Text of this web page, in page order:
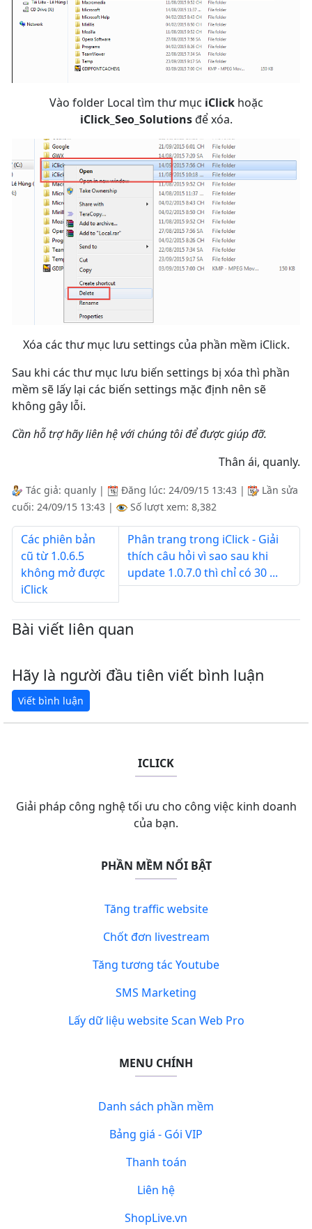
Vào folder Local tìm thư mục iClickhoặc
iClick_Seo_Solutionsđể xóa.
Xóa các thư mục lưu settings của phần mềm iClick.
Sau khi các thư mục lưu biến settings bị xóa thì phần
mềm sẽ lấy lại các biến settings mặc định nên sẽ
không gây lỗi.
Cần hỗ trợ hãy liên hệ với chúng tôi để được giúp đỡ.
Thân ái, quanly.
Tác giả: quanly | Đăng lúc: 24/09/15 13:43 |
Lần sửa
cuối: 24/09/15 13:43 | Số lượt xem: 8,382
Các phiên bản
cũ từ 1.0.6.5
không mở được
iClick
Phân trang trong iClick - Giải
thích câu hỏi vì sao sau khi
update 1.0.7.0 thì chỉ có 30 ...
Bài viết liên quan
Hãy là người đầu tiên viết bình luận
ICLICK
Giải pháp công nghệ tối ưu cho công việc kinh doanh
của bạn.
PHẦN MỀM NỔI BẬT
Tăng traffic website
Chốt đơn livestream
Tăng tương tác Youtube
SMS Marketing
Lấy dữ liệu website Scan Web Pro
MENU CHÍNH
Danh sách phần mềm
Bảng giá - Gói VIP
Thanh toán
Liên hệ
ShopLive.vn